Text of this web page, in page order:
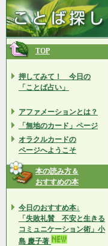
TOP
押してみて！ 今日の
「ことば占い」
アファメーションとは？
「無地のカード」ページ
オラクルカードの
ページへようこそ
本の読み方＆
おすすめの本
今日のおすすめ本↓
「失敗礼賛 不安と生きる
コミュニケーション術」小
島 慶子著